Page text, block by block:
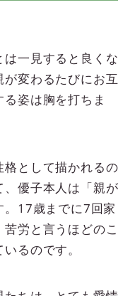
一見すると良くな
変わるたびにお互
姿は胸を打ちま
として描かれるの
優子本人は「親が
。17歳までに7回家
労と言うほどのこ
るのです。